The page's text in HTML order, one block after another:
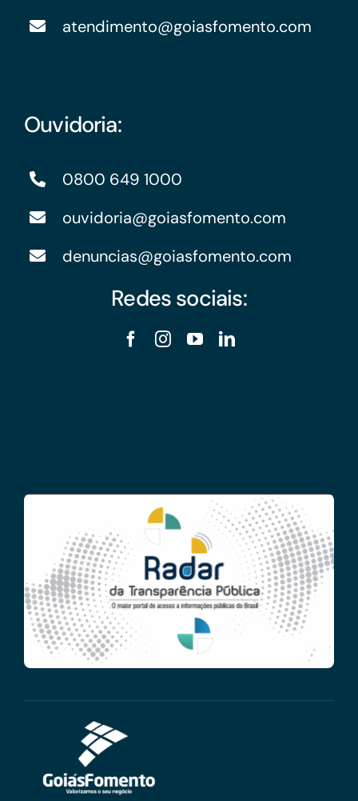
atendimento@goiasfomento.com
Ouvidoria:
0800 649 1000
ouvidoria@goiasfomento.com
denuncias@goiasfomento.com
Redes sociais: